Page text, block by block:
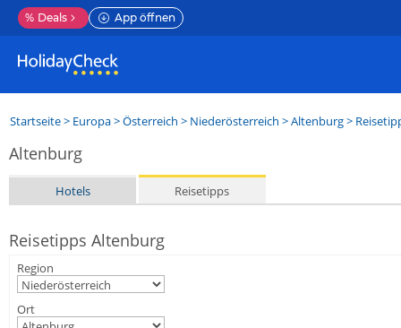
% Deals App öffnen
Startseite> Europa>Österreich > Niederösterreich >Altenburg>
Altenburg
Hotels Reisetipps
Reisetipps Altenburg
Region
Ort